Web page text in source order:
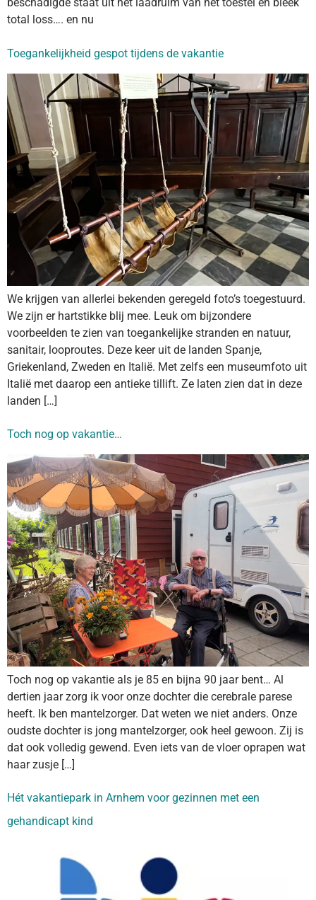
total loss…. en nu
Toegankelijkheid gespot tijdens de vakantie
We krijgen van allerlei bekenden geregeld foto’s toegestuurd.
We zijn er hartstikke blij mee. Leuk om bijzondere
voorbeelden te zien van toegankelijke stranden en natuur,
sanitair, looproutes. Deze keer uit de landen Spanje,
Griekenland, Zweden en Italië. Met zelfs een museumfoto uit
Italië met daarop een antieke tillift. Ze laten zien dat in deze
landen […]
Toch nog op vakantie…
Toch nog op vakantie als je 85 en bijna 90 jaar bent… Al
dertien jaar zorg ik voor onze dochter die cerebrale parese
heeft. Ik ben mantelzorger. Dat weten we niet anders. Onze
oudste dochter is jong mantelzorger, ook heel gewoon. Zij is
dat ook volledig gewend. Even iets van de vloer oprapen wat
haar zusje […]
Hét vakantiepark in Arnhem voor gezinnen met een
gehandicapt kind